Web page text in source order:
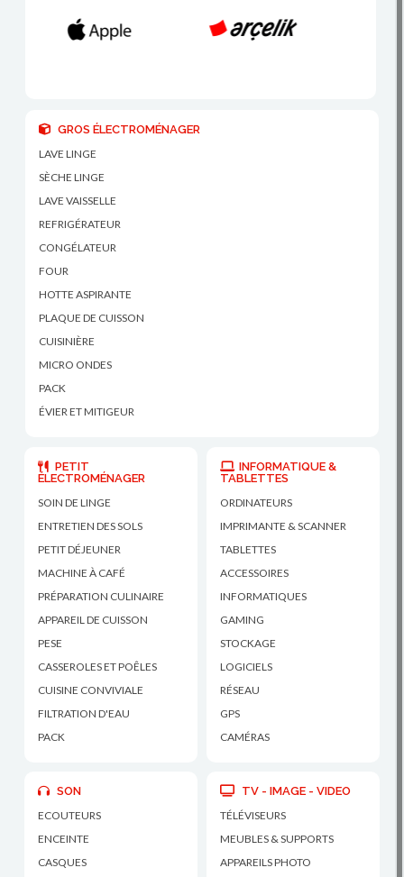
GROS ÉLECTROMÉNAGER
LAVE LINGE
SÈCHE LINGE
LAVE VAISSELLE
REFRIGÉRATEUR
CONGÉLATEUR
FOUR
HOTTE ASPIRANTE
PLAQUE DE CUISSON
CUISINIÈRE
MICRO ONDES
PACK
ÉVIER ET MITIGEUR
PETIT
ÉLECTROMÉNAGER
SOIN DE LINGE
ENTRETIEN DES SOLS
PETIT DÉJEUNER
MACHINE À CAFÉ
PRÉPARATION CULINAIRE
APPAREIL DE CUISSON
PESE
CASSEROLES ET POÊLES
CUISINE CONVIVIALE
FILTRATION D'EAU
PACK
INFORMATIQUE &
TABLETTES
ORDINATEURS
IMPRIMANTE & SCANNER
TABLETTES
ACCESSOIRES
INFORMATIQUES
GAMING
STOCKAGE
LOGICIELS
RÉSEAU
GPS
CAMÉRAS
SON
ECOUTEURS
ENCEINTE
CASQUES
TV - IMAGE - VIDEO
TÉLÉVISEURS
MEUBLES & SUPPORTS
APPAREILS PHOTO